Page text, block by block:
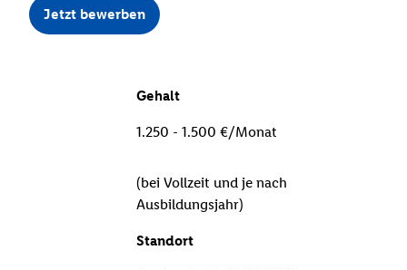
Jetzt bewerben
Gehalt
1.250 - 1.500 €/Monat
(bei Vollzeit und je nach
Ausbildungsjahr)
Standort